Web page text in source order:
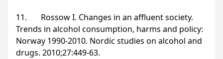
11. Rossow I. Changes in an affluent society.
Trends in alcohol consumption, harms and policy:
Norway 1990-2010. Nordic studies on alcohol and
drugs. 2010;27:449-63.